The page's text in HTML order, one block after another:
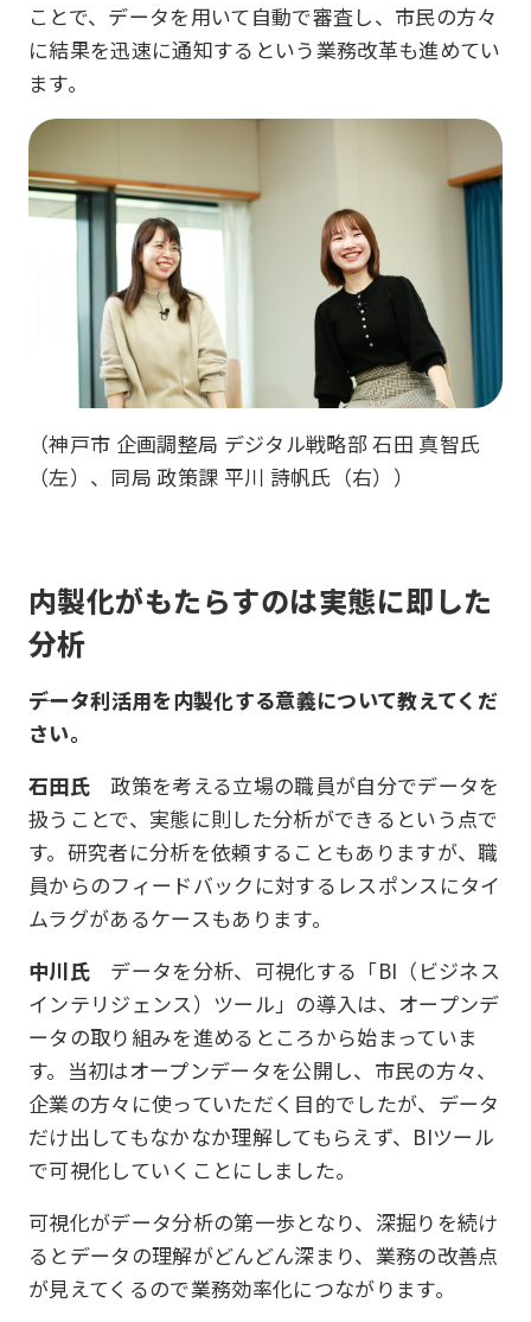
ことで、データを用いて自動で審査し、市民の方々
に結果を迅速に通知するという業務改革も進めてい
ます。
（神戸市 企画調整局 デジタル戦略部 石田 真智氏
（左）、同局 政策課 平川 詩帆氏（右））
内製化がもたらすのは実態に即した
分析
データ利活用を内製化する意義について教えてくだ
さい。
石田氏 政策を考える立場の職員が自分でデータを
扱うことで、実態に則した分析ができるという点で
す。研究者に分析を依頼することもありますが、職
員からのフィードバックに対するレスポンスにタイ
ムラグがあるケースもあります。
中川氏 データを分析、可視化する「BI（ビジネス
インテリジェンス）ツール」の導入は、オープンデ
ータの取り組みを進めるところから始まっていま
す。当初はオープンデータを公開し、市民の方々、
企業の方々に使っていただく目的でしたが、データ
だけ出してもなかなか理解してもらえず、BIツール
で可視化していくことにしました。
可視化がデータ分析の第一歩となり、深掘りを続け
るとデータの理解がどんどん深まり、業務の改善点
が見えてくるので業務効率化につながります。